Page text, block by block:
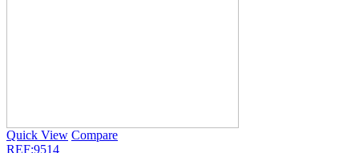
Quick View Compare
REF:9514